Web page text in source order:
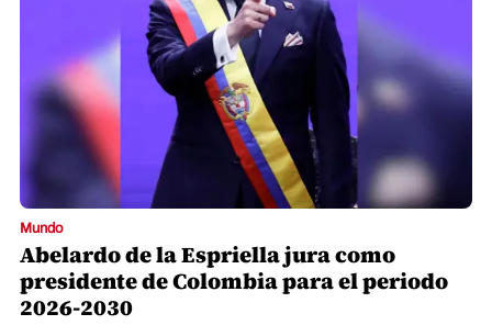
Mundo
Abelardo de la Espriella jura como
presidente de Colombia para el periodo
2026-2030